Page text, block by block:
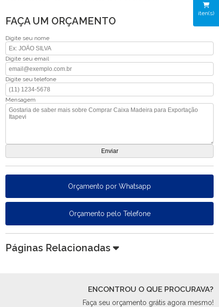
iten(s)
FAÇA UM ORÇAMENTO
Digite seu nome
Digite seu email
Digite seu telefone
Mensagem
Orçamento por Whatsapp
Orçamento pelo Telefone
Páginas Relacionadas
ENCONTROU O QUE PROCURAVA?
Faça seu orçamento grátis agora mesmo!